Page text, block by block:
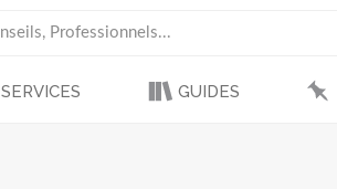
SERVICES GUIDES